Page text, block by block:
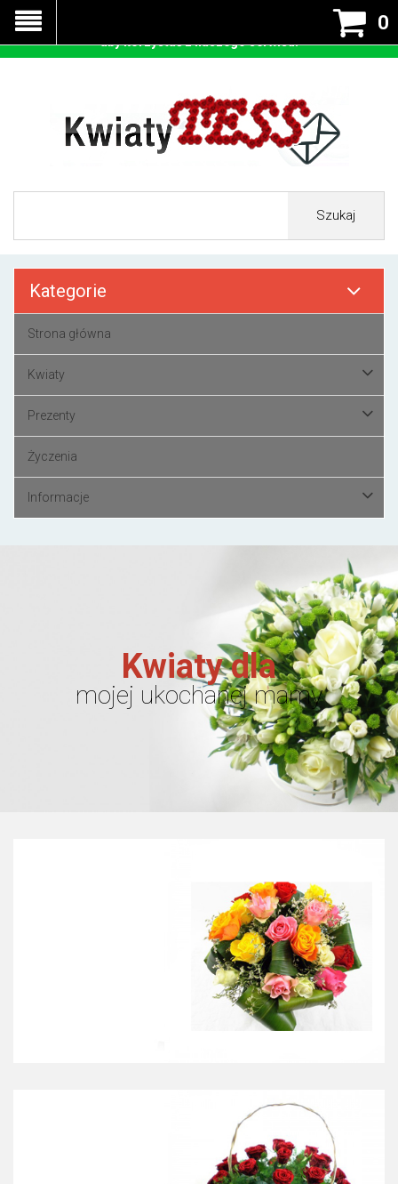
0
Szukaj
Kategorie
Strona główna
Kwiaty
Prezenty
Życzenia
Informacje
Kwiaty dla
mojej ukochanej mamy
Nasza strona korzysta z cookies - czyli tzw ciastek w celu
prawidłowego działania. Zaakceptuj przyjmowanie cookies
aby korzystać z naszego serwisu.